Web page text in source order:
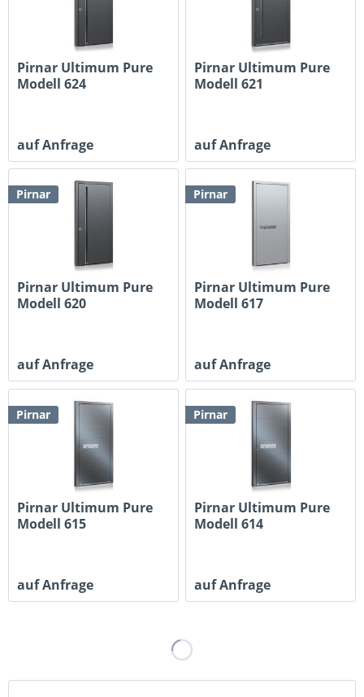
Pirnar Ultimum Pure
Modell 624
auf Anfrage
Pirnar Ultimum Pure
Modell 621
auf Anfrage
Pirnar
Pirnar Ultimum Pure
Modell 620
auf Anfrage
Pirnar
Pirnar Ultimum Pure
Modell 617
auf Anfrage
Pirnar
Pirnar Ultimum Pure
Modell 615
auf Anfrage
Pirnar
Pirnar Ultimum Pure
Modell 614
auf Anfrage